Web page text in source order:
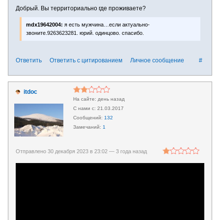
Добрый. Вы территориально где проживаете?
mdx19642004: я есть мужчина…если актуально-
звоните.9263623281. юрий. одинцово. спасибо.
#
Ответить Ответить с цитированием Личное сообщение
itdoc
день назад
21.03.2017
132
1
Отправлено 30 декабря 2023 в 23:02 — 3 года назад